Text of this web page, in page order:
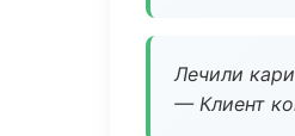
Лечили
— Клиент